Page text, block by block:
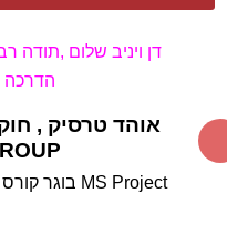
דן ויניב שלום ,תודה
הדרכה
אוהד טרסיק ,
MS Project בוגר קורס